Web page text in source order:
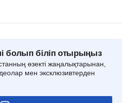
болып біліп отырыңыз
өзекті жаңалықтарынан,
мен эксклюзивтерден